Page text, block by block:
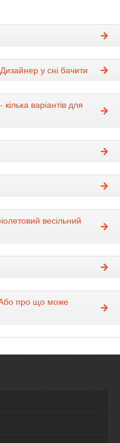
у сні бачити
варіантів для
весільний
про що може